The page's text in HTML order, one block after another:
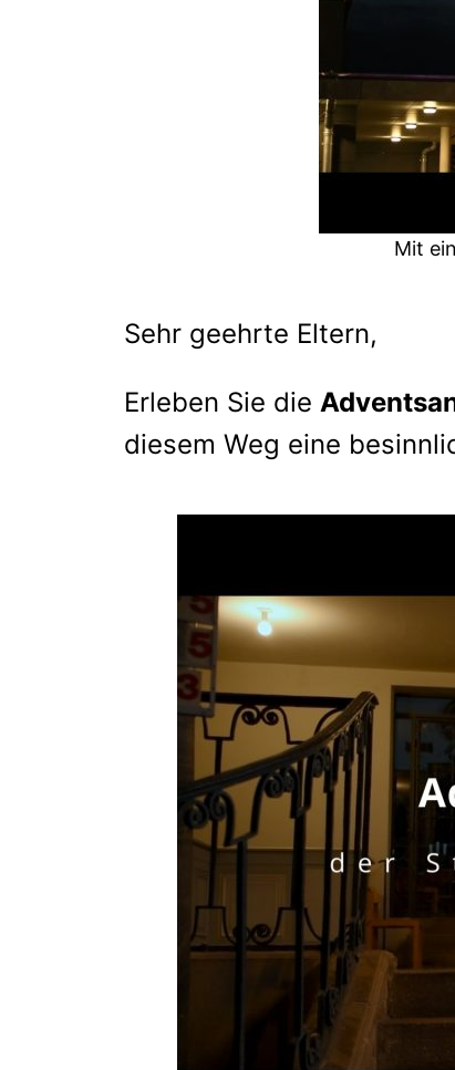
Mit
Sehr geehrte Eltern,
Erleben Sie die
diesem Weg eine